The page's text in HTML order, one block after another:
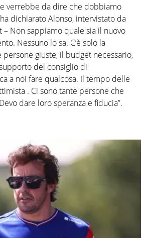
verrebbe da dire che dobbiamo
dichiarato Alonso, intervistato da
Non sappiamo quale sia il nuovo
Nessuno lo sa. C’è solo la
giuste, il budget necessario,
del consiglio di
a noi fare qualcosa. Il tempo delle
. Ci sono tante persone che
dare loro speranza e fiducia”.